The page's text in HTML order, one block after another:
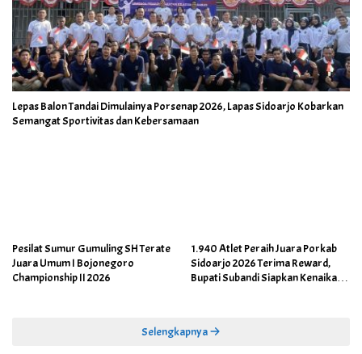
Lepas Balon Tandai Dimulainya Porsenap 2026, Lapas Sidoarjo Kobarkan
Semangat Sportivitas dan Kebersamaan
Pesilat Sumur Gumuling SH Terate
Juara Umum I Bojonegoro
Championship II 2026
1.940 Atlet Peraih Juara Porkab
Sidoarjo 2026 Terima Reward,
Bupati Subandi Siapkan Kenaikan
Selengkapnya